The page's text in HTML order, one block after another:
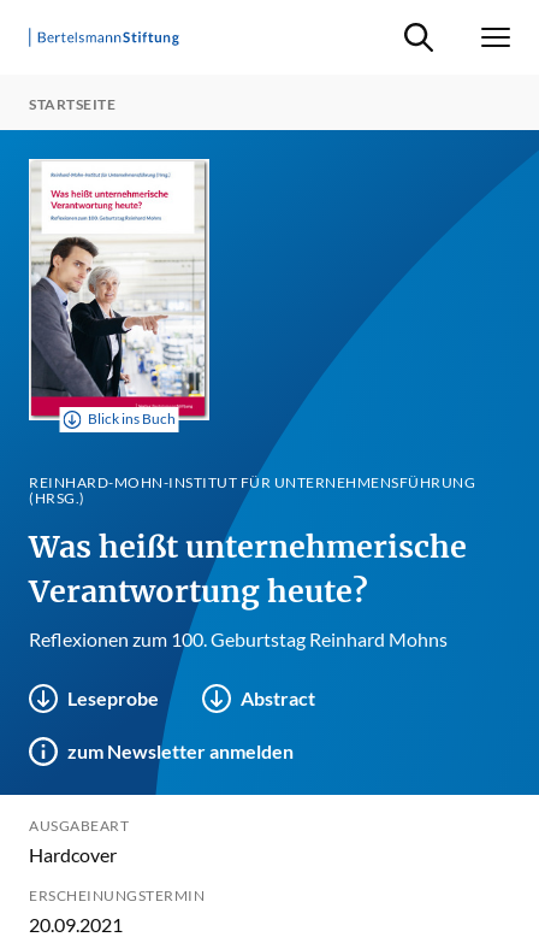
Suche ein-/
STARTSEITE
Blick ins Buch
REINHARD-MOHN-INSTITUT FÜR UNTERNEHMENSFÜHRUNG
(HRSG.)
Was heißt unternehmerische
Verantwortung heute?
Reflexionen zum 100. Geburtstag Reinhard Mohns
Leseprobe Abstract
zum Newsletter anmelden
AUSGABEART
Hardcover
ERSCHEINUNGSTERMIN
20.09.2021